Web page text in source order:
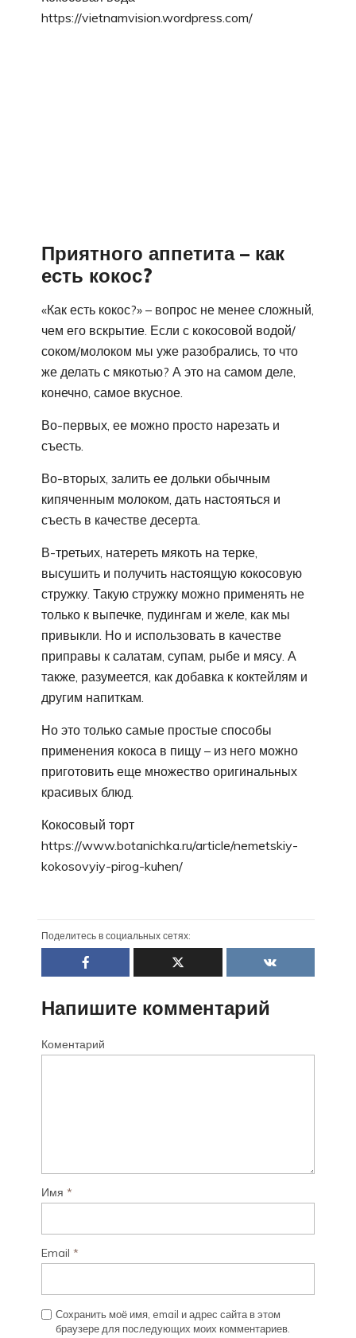
https://vietnamvision.wordpress.com/
Приятного аппетита – как
есть кокос?
«Как есть кокос?» – вопрос не менее сложный,
чем его вскрытие. Если с кокосовой водой/
соком/молоком мы уже разобрались, то что
же делать с мякотью? А это на самом деле,
конечно, самое вкусное.
Во-первых, ее можно просто нарезать и
съесть.
Во-вторых, залить ее дольки обычным
кипяченным молоком, дать настояться и
съесть в качестве десерта.
В-третьих, натереть мякоть на терке,
высушить и получить настоящую кокосовую
стружку. Такую стружку можно применять не
только к выпечке, пудингам и желе, как мы
привыкли. Но и использовать в качестве
приправы к салатам, супам, рыбе и мясу. А
также, разумеется, как добавка к коктейлям и
другим напиткам.
Но это только самые простые способы
применения кокоса в пищу – из него можно
приготовить еще множество оригинальных
красивых блюд.
Кокосовый торт
https://www.botanichka.ru/article/nemetskiy-
kokosovyiy-pirog-kuhen/
Поделитесь в социальных сетях:
Напишите комментарий
Коментарий
Имя *
Email *
Сохранить моё имя, email и адрес сайта в этом
браузере для последующих моих комментариев.